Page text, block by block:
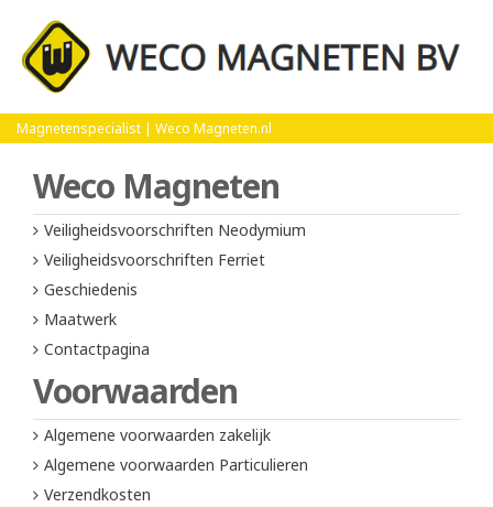
Magnetenspecialist | Weco Magneten.nl
Home
Weco Magneten
Veiligheidsvoorschriften Neodymium
Veiligheidsvoorschriften Ferriet
Geschiedenis
Maatwerk
Contactpagina
Voorwaarden
Algemene voorwaarden zakelijk
Algemene voorwaarden Particulieren
Verzendkosten